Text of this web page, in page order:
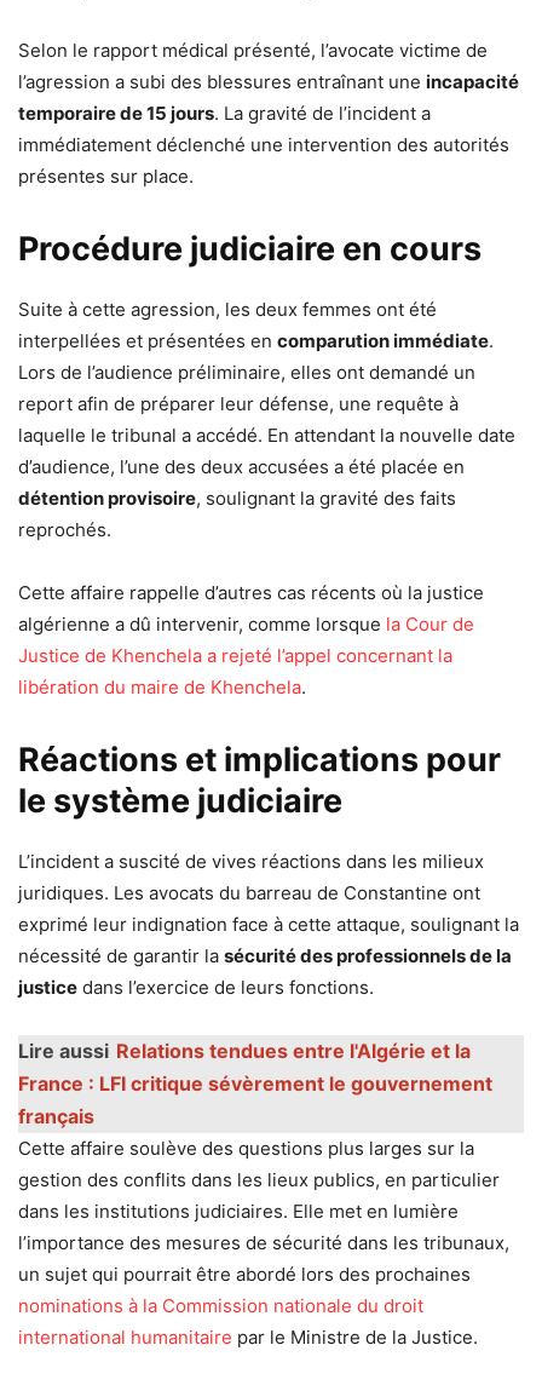
Selon le rapport médical présenté, l’avocate victime de
l’agression a subi des blessures entraînant une incapacité
temporaire de 15 jours. La gravité de l’incident a
immédiatement déclenché une intervention des autorités
présentes sur place.
Procédure judiciaire en cours
Suite à cette agression, les deux femmes ont été
interpellées et présentées en comparution immédiate.
Lors de l’audience préliminaire, elles ont demandé un
report afin de préparer leur défense, une requête à
laquelle le tribunal a accédé. En attendant la nouvelle date
d’audience, l’une des deux accusées a été placée en
détention provisoire, soulignant la gravité des faits
reprochés.
Cette affaire rappelle d’autres cas récents où la justice
algérienne a dû intervenir, comme lorsque la Cour de
Justice de Khenchela a rejeté l’appel concernant la
libération du maire de Khenchela.
Réactions et implications pour
le système judiciaire
L’incident a suscité de vives réactions dans les milieux
juridiques. Les avocats du barreau de Constantine ont
exprimé leur indignation face à cette attaque, soulignant la
nécessité de garantir la sécurité des professionnels de la
justice dans l’exercice de leurs fonctions.
Lire aussi Relations tendues entre l'Algérie et la
France : LFI critique sévèrement le gouvernement
français
Cette affaire soulève des questions plus larges sur la
gestion des conflits dans les lieux publics, en particulier
dans les institutions judiciaires. Elle met en lumière
l’importance des mesures de sécurité dans les tribunaux,
un sujet qui pourrait être abordé lors des prochaines
nominations à la Commission nationale du droit
international humanitaire par le Ministre de la Justice.